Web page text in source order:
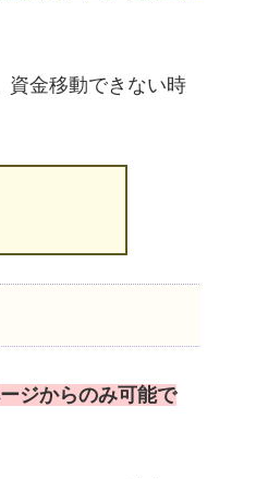
資金移動できない時
ジからのみ可能で